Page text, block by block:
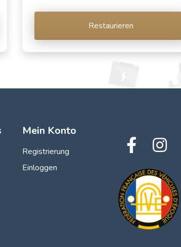
Restaurieren
Mein Konto
Registrierung
Einloggen